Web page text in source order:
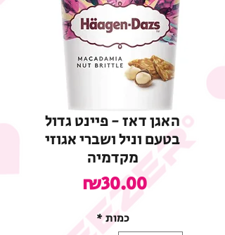
האגן דאז - פיינט גדול
בטעם וניל ושברי אגוזי
מקדמיה
₪30.00
כמות*